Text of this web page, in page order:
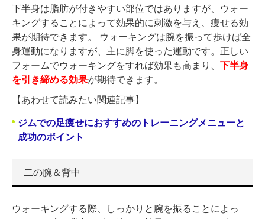
下半身は脂肪が付きやすい部位ではありますが、ウォー
キングすることによって効果的に刺激を与え、痩せる効
果が期待できます。 ウォーキングは腕を振って歩けば全
身運動になりますが、主に脚を使った運動です。正しい
フォームでウォーキングをすれば効果も高まり、 下半身
を引き締める効果が期待できます。
【あわせて読みたい関連記事】
ジムでの足痩せにおすすめのトレーニングメニューと
成功のポイント
二の腕＆背中
ウォーキングする際、しっかりと腕を振ることによっ